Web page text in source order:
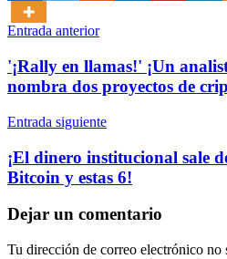
Navegación
de
entradas
Entrada anterior
'¡Rally en llamas!' ¡Un
nombra dos proyectos de
Entrada siguiente
¡El dinero institucional sale
Bitcoin y estas 6!
Dejar un comentario
Tu dirección de correo electrónico no